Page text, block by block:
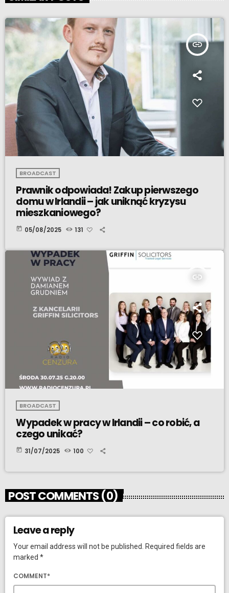
insert_link
BROADCAST
Prawnik odpowiada! Zakup pierwszego
domu w Irlandii – jak uniknąć kryzysu
mieszkaniowego?
today 05/08/2025 131
insert_link
BROADCAST
Wypadek w pracy w Irlandii – co robić, a
czego unikać?
today 31/07/2025 100
POST COMMENTS (0)
Leave a reply
Your email address will not be published. Required fields are
marked *
COMMENT*